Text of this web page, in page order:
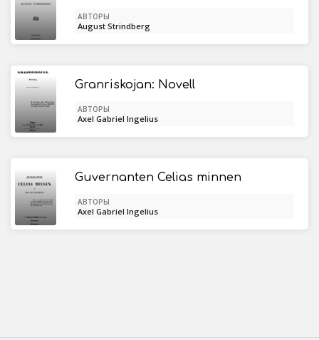
АВТОРЫ
August Strindberg
Granriskojan: Novell
АВТОРЫ
Axel Gabriel Ingelius
Guvernanten Celias minnen
АВТОРЫ
Axel Gabriel Ingelius